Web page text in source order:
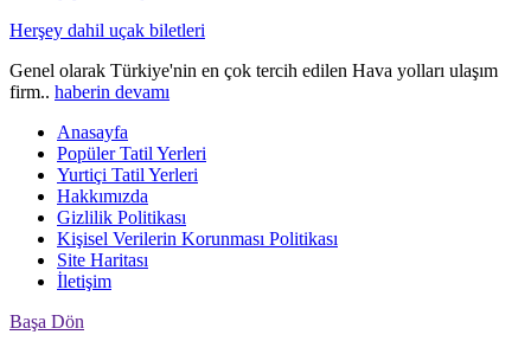
Herşey dahil uçak biletleri
Genel olarak Türkiye'nin en çok tercih edilen Hava yolları ulaşım
firm.. haberin devamı
Anasayfa
Popüler Tatil Yerleri
Yurtiçi Tatil Yerleri
Hakkımızda
Gizlilik Politikası
Kişisel Verilerin Korunması Politikası
Site Haritası
İletişim
Başa Dön